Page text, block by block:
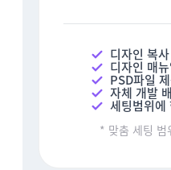
디자인 복사
디자인 매
PSD파일
자체 개발
세팅범위에
* 맞춤 세팅 범